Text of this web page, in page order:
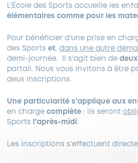
L’École des Sports accueille les
élémentaires comme pour les
Pour bénéficier d’une prise en
des Sports et, dans une autre
demi-journée. Il s’agit bien de
portail. Nous vous invitons à être
deux inscriptions.
Une particularité s’applique aux
en charge complète: ils seront
Sports
l’après-midi .
Les inscriptions s’effectuent